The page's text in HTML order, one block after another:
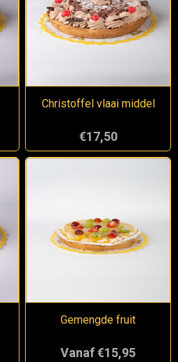
Christoffel vlaai middel
€17,50
Gemengde fruit
Vanaf €15,95